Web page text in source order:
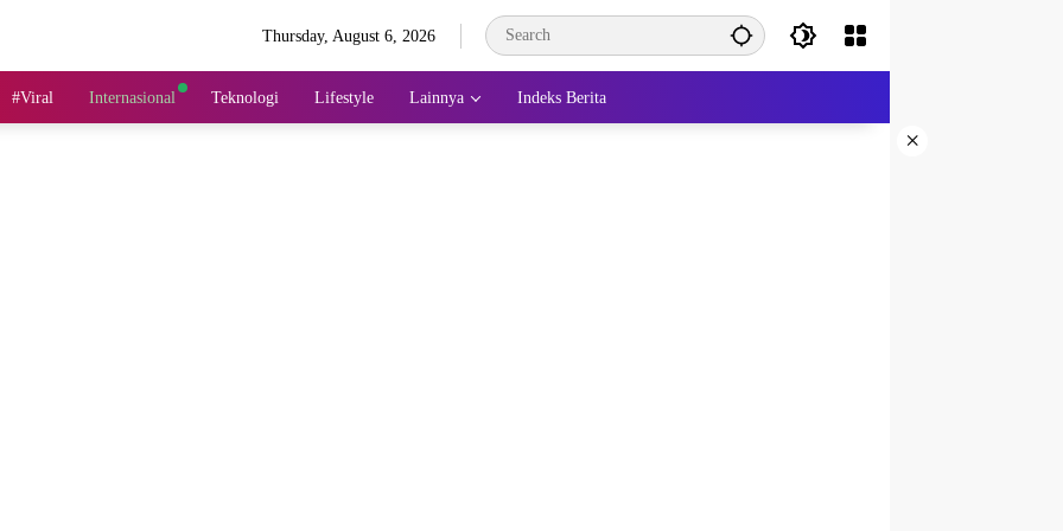
Thursday, August 6, 2026
#Viral Internasional Teknologi Lifestyle Lainnya Indeks Berita
×